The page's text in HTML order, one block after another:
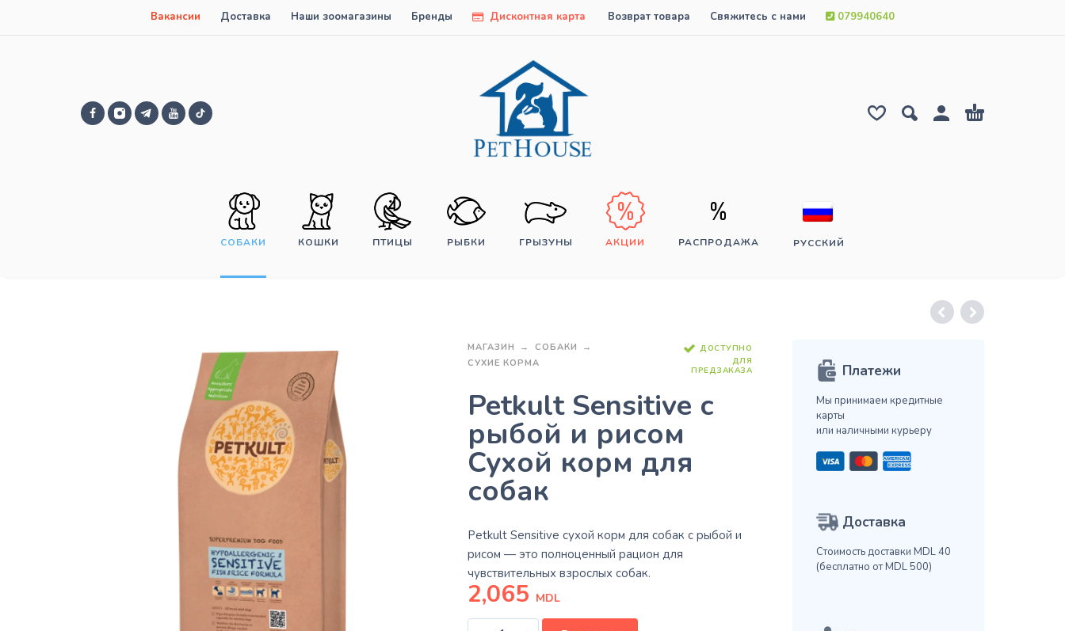
Вакансии Доставка Наши зоомагазины Бренды Дисконтная карта Возврат товара Свяжитесь с нами 079940640
СОБАКИ КОШКИ ПТИЦЫ РЫБКИ ГРЫЗУНЫ АКЦИИ РАСПРОДАЖА РУССКИЙ
МАГАЗИН
СОБАКИ
СУХИЕ КОРМА
ДОСТУПНО
ДЛЯ
ПРЕДЗАКАЗА
Petkult Sensitive с
рыбой и рисом
Сухой корм для
собак
Petkult Sensitive сухой корм для собак с рыбой и
рисом — это полноценный рацион для
чувствительных взрослых собак.
2,065 MDL
Платежи
Мы принимаем кредитные
карты
или наличными курьеру
Доставка
Стоимость доставки MDL 40
(бесплатно от MDL 500)